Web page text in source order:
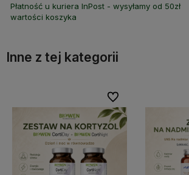
Płatność u kuriera InPost - wysyłamy od 50zł
wartości koszyka
Inne z tej kategorii
Do ulubionych
Do ulubionych